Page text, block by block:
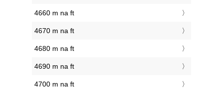
4660 m na ft
4670 m na ft
4680 m na ft
4690 m na ft
4700 m na ft